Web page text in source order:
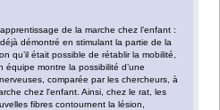
de la marche chez l’enfant :
démontré en stimulant la partie de la
qu’il était possible de rétablir la mobilité,
montre la possibilité d’une
comparée par les chercheurs, à
chez l'enfant. Ainsi, chez le rat, les
fibres contournent la lésion,